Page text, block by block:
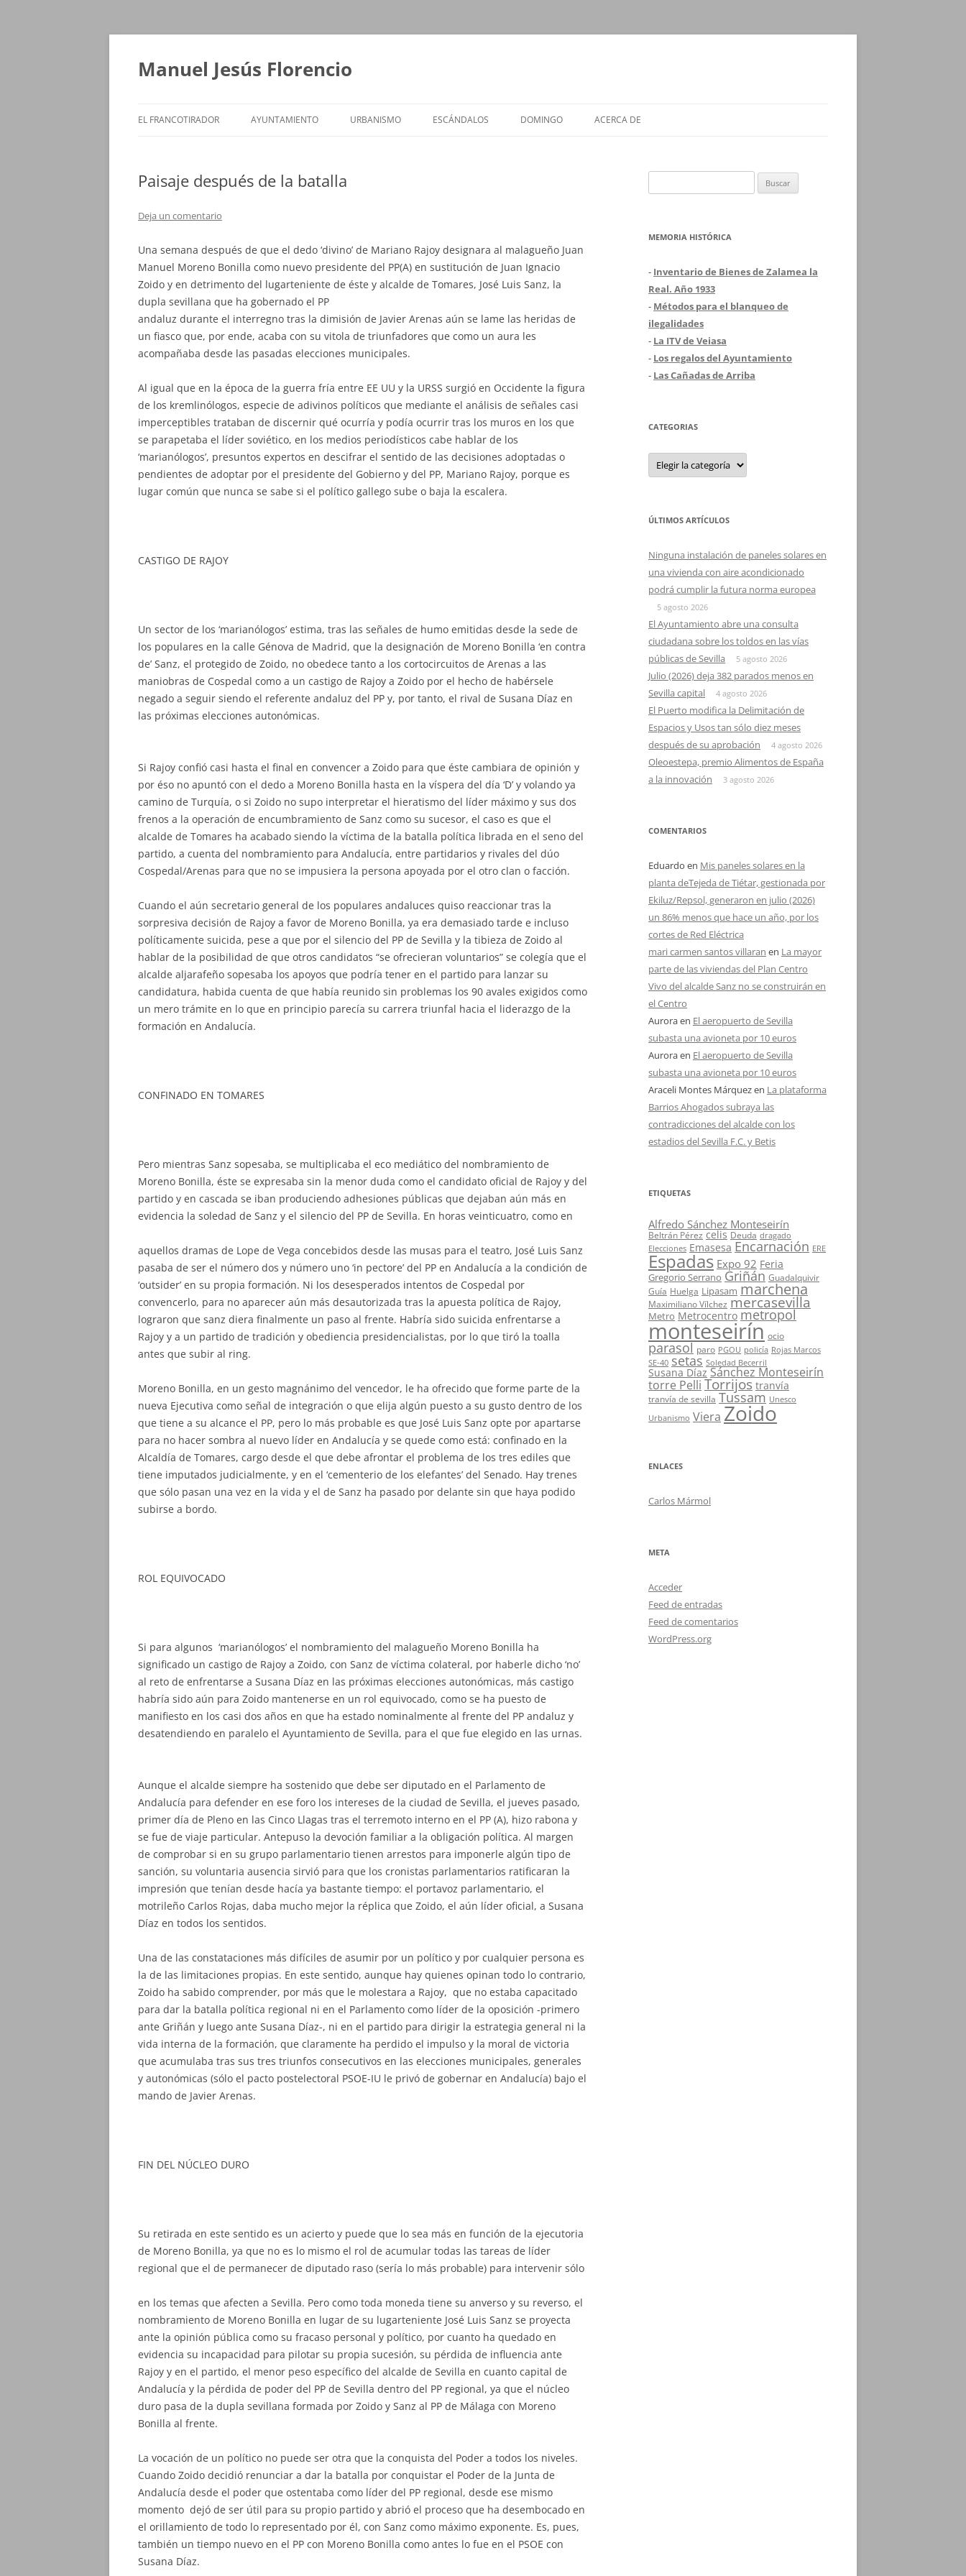
Saltar
Manuel Jesús Florencio
EL FRANCOTIRADOR AYUNTAMIENTO URBANISMO ESCÁNDALOS DOMINGO ACERCA DE
Paisaje después de la batalla
Deja un comentario
Una semana después de que el dedo ‘divino’ de Mariano Rajoy designara al malagueño Juan
Manuel Moreno Bonilla como nuevo presidente del PP(A) en sustitución de Juan Ignacio
Zoido y en detrimento del lugarteniente de éste y alcalde de Tomares, José Luis Sanz, la
dupla sevillana que ha gobernado el PP
andaluz durante el interregno tras la dimisión de Javier Arenas aún se lame las heridas de
un fiasco que, por ende, acaba con su vitola de triunfadores que como un aura les
acompañaba desde las pasadas elecciones municipales.
Al igual que en la época de la guerra fría entre EE UU y la URSS surgió en Occidente la figura
de los kremlinólogos, especie de adivinos políticos que mediante el análisis de señales casi
imperceptibles trataban de discernir qué ocurría y podía ocurrir tras los muros en los que
se parapetaba el líder soviético, en los medios periodísticos cabe hablar de los
‘marianólogos’, presuntos expertos en descifrar el sentido de las decisiones adoptadas o
pendientes de adoptar por el presidente del Gobierno y del PP, Mariano Rajoy, porque es
lugar común que nunca se sabe si el político gallego sube o baja la escalera.
CASTIGO DE RAJOY
Un sector de los ‘marianólogos’ estima, tras las señales de humo emitidas desde la sede de
los populares en la calle Génova de Madrid, que la designación de Moreno Bonilla ‘en contra
de’ Sanz, el protegido de Zoido, no obedece tanto a los cortocircuitos de Arenas a las
maniobras de Cospedal como a un castigo de Rajoy a Zoido por el hecho de habérsele
negado a seguir siendo el referente andaluz del PP y, por tanto, el rival de Susana Díaz en
las próximas elecciones autonómicas.
Si Rajoy confió casi hasta el final en convencer a Zoido para que éste cambiara de opinión y
por éso no apuntó con el dedo a Moreno Bonilla hasta en la víspera del día ‘D’ y volando ya
camino de Turquía, o si Zoido no supo interpretar el hieratismo del líder máximo y sus dos
frenos a la operación de encumbramiento de Sanz como su sucesor, el caso es que el
alcalde de Tomares ha acabado siendo la víctima de la batalla política librada en el seno del
partido, a cuenta del nombramiento para Andalucía, entre partidarios y rivales del dúo
Cospedal/Arenas para que no se impusiera la persona apoyada por el otro clan o facción.
Cuando el aún secretario general de los populares andaluces quiso reaccionar tras la
sorpresiva decisión de Rajoy a favor de Moreno Bonilla, ya era demasiado tarde e incluso
políticamente suicida, pese a que por el silencio del PP de Sevilla y la tibieza de Zoido al
hablar de la posibilidad de que otros candidatos “se ofrecieran voluntarios” se colegía que el
alcalde aljarafeño sopesaba los apoyos que podría tener en el partido para lanzar su
candidatura, habida cuenta de que había reunido sin problemas los 90 avales exigidos como
un mero trámite en lo que en principio parecía su carrera triunfal hacia el liderazgo de la
formación en Andalucía.
CONFINADO EN TOMARES
Pero mientras Sanz sopesaba, se multiplicaba el eco mediático del nombramiento de
Moreno Bonilla, éste se expresaba sin la menor duda como el candidato oficial de Rajoy y del
partido y en cascada se iban produciendo adhesiones públicas que dejaban aún más en
evidencia la soledad de Sanz y el silencio del PP de Sevilla. En horas veinticuatro, como en
aquellos dramas de Lope de Vega concebidos desde las musas para el teatro, José Luis Sanz
pasaba de ser el número dos y número uno ‘in pectore’ del PP en Andalucía a la condición de
‘outsider’ en su propia formación. Ni los desesperados intentos de Cospedal por
convencerlo, para no aparecer aún más desautorizada tras la apuesta política de Rajoy,
lograron que sanz diera finalmente un paso al frente. Habría sido suicida enfrentarse a
Rajoy y a un partido de tradición y obediencia presidencialistas, por lo que tiró la toalla
antes que subir al ring.
Moreno Bonilla, en un gesto magnánimo del vencedor, le ha ofrecido que forme parte de la
nueva Ejecutiva como señal de integración o que elija algún puesto a su gusto dentro de los
que tiene a su alcance el PP, pero lo más probable es que José Luis Sanz opte por apartarse
para no hacer sombra al nuevo líder en Andalucía y se quede como está: confinado en la
Alcaldía de Tomares, cargo desde el que debe afrontar el problema de los tres ediles que
tiene imputados judicialmente, y en el ‘cementerio de los elefantes’ del Senado. Hay trenes
que sólo pasan una vez en la vida y el de Sanz ha pasado por delante sin que haya podido
subirse a bordo.
ROL EQUIVOCADO
Si para algunos ‘marianólogos’ el nombramiento del malagueño Moreno Bonilla ha
significado un castigo de Rajoy a Zoido, con Sanz de víctima colateral, por haberle dicho ‘no’
al reto de enfrentarse a Susana Díaz en las próximas elecciones autonómicas, más castigo
habría sido aún para Zoido mantenerse en un rol equivocado, como se ha puesto de
manifiesto en los casi dos años en que ha estado nominalmente al frente del PP andaluz y
desatendiendo en paralelo el Ayuntamiento de Sevilla, para el que fue elegido en las urnas.
Aunque el alcalde siempre ha sostenido que debe ser diputado en el Parlamento de
Andalucía para defender en ese foro los intereses de la ciudad de Sevilla, el jueves pasado,
primer día de Pleno en las Cinco Llagas tras el terremoto interno en el PP (A), hizo rabona y
se fue de viaje particular. Antepuso la devoción familiar a la obligación política. Al margen
de comprobar si en su grupo parlamentario tienen arrestos para imponerle algún tipo de
sanción, su voluntaria ausencia sirvió para que los cronistas parlamentarios ratificaran la
impresión que tenían desde hacía ya bastante tiempo: el portavoz parlamentario, el
motrileño Carlos Rojas, daba mucho mejor la réplica que Zoido, el aún líder oficial, a Susana
Díaz en todos los sentidos.
Una de las constataciones más difíciles de asumir por un político y por cualquier persona es
la de las limitaciones propias. En este sentido, aunque hay quienes opinan todo lo contrario,
Zoido ha sabido comprender, por más que le molestara a Rajoy, que no estaba capacitado
para dar la batalla política regional ni en el Parlamento como líder de la oposición -primero
ante Griñán y luego ante Susana Díaz-, ni en el partido para dirigir la estrategia general ni la
vida interna de la formación, que claramente ha perdido el impulso y la moral de victoria
que acumulaba tras sus tres triunfos consecutivos en las elecciones municipales, generales
y autonómicas (sólo el pacto postelectoral PSOE-IU le privó de gobernar en Andalucía) bajo el
mando de Javier Arenas.
FIN DEL NÚCLEO DURO
Su retirada en este sentido es un acierto y puede que lo sea más en función de la ejecutoria
de Moreno Bonilla, ya que no es lo mismo el rol de acumular todas las tareas de líder
regional que el de permanecer de diputado raso (sería lo más probable) para intervenir sólo
en los temas que afecten a Sevilla. Pero como toda moneda tiene su anverso y su reverso, el
nombramiento de Moreno Bonilla en lugar de su lugarteniente José Luis Sanz se proyecta
ante la opinión pública como su fracaso personal y político, por cuanto ha quedado en
evidencia su incapacidad para pilotar su propia sucesión, su pérdida de influencia ante
Rajoy y en el partido, el menor peso específico del alcalde de Sevilla en cuanto capital de
Andalucía y la pérdida de poder del PP de Sevilla dentro del PP regional, ya que el núcleo
duro pasa de la dupla sevillana formada por Zoido y Sanz al PP de Málaga con Moreno
Bonilla al frente.
La vocación de un político no puede ser otra que la conquista del Poder a todos los niveles.
Cuando Zoido decidió renunciar a dar la batalla por conquistar el Poder de la Junta de
Andalucía desde el poder que ostentaba como líder del PP regional, desde ese mismo
momento dejó de ser útil para su propio partido y abrió el proceso que ha desembocado en
el orillamiento de todo lo representado por él, con Sanz como máximo exponente. Es, pues,
también un tiempo nuevo en el PP con Moreno Bonilla como antes lo fue en el PSOE con
Susana Díaz.
MEMORIA HISTÓRICA
- Inventario de Bienes de Zalamea la
Real. Año 1933
- Métodos para el blanqueo de
ilegalidades
- La ITV de Veiasa
- Los regalos del Ayuntamiento
- Las Cañadas de Arriba
CATEGORIAS
Categorias
ÚLTIMOS ARTÍCULOS
Ninguna instalación de paneles solares en
una vivienda con aire acondicionado
podrá cumplir la futura norma europea
5 agosto 2026
El Ayuntamiento abre una consulta
ciudadana sobre los toldos en las vías
públicas de Sevilla
5 agosto 2026
Julio (2026) deja 382 parados menos en
Sevilla capital
4 agosto 2026
El Puerto modifica la Delimitación de
Espacios y Usos tan sólo diez meses
después de su aprobación
4 agosto 2026
Oleoestepa, premio Alimentos de España
a la innovación
3 agosto 2026
COMENTARIOS
Eduardo en Mis paneles solares en la
planta deTejeda de Tiétar, gestionada por
Ekiluz/Repsol, generaron en julio (2026)
un 86% menos que hace un año, por los
cortes de Red Eléctrica
mari carmen santos villaran en La mayor
parte de las viviendas del Plan Centro
Vivo del alcalde Sanz no se construirán en
el Centro
Auroraen El aeropuerto de Sevilla
subasta una avioneta por 10 euros
Auroraen El aeropuerto de Sevilla
subasta una avioneta por 10 euros
Araceli Montes Márquezen La plataforma
Barrios Ahogados subraya las
contradicciones del alcalde con los
estadios del Sevilla F.C. y Betis
ETIQUETAS
Alfredo Sánchez Monteseirín
Beltrán Pérez celis Deuda dragado
Elecciones Emasesa Encarnación ERE
Espadas Expo 92 Feria
Gregorio Serrano Griñán Guadalquivir
Guía Huelga Lipasam marchena
Maximiliano Vílchez mercasevilla
Metro Metrocentro metropol
monteseirín ocio
parasol paro PGOU policía Rojas Marcos
SE-40 setas Soledad Becerril
Susana Díaz Sánchez Monteseirín
torre Pelli Torrijos tranvía
tranvía de sevilla Tussam Unesco
Urbanismo Viera Zoido
ENLACES
Carlos Mármol
META
Acceder
Feed de entradas
Feed de comentarios
WordPress.org